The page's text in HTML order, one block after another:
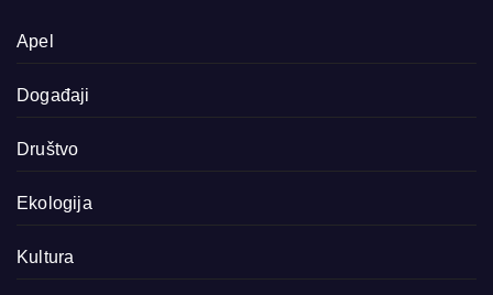
Apel
Događaji
Društvo
Ekologija
Kultura